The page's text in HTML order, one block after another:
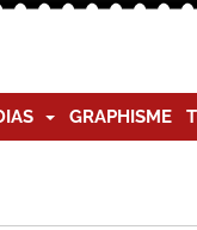
GRAPHISME